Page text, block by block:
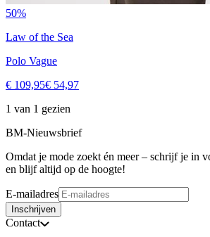
50%
Law of the Sea
Polo Vague
€ 109,95€ 54,97
1 van 1 gezien
BM-Nieuwsbrief
Omdat je mode zoekt én meer – schrijf je in
en blijf altijd op de hoogte!
E-mailadres
Inschrijven
Contact